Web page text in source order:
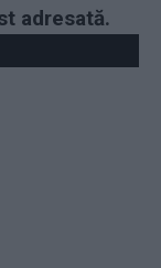
adresată.